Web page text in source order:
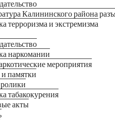
Калининского района
терроризма и экстремизма
наркомании
мероприятия
памятки
табакокурения
акты